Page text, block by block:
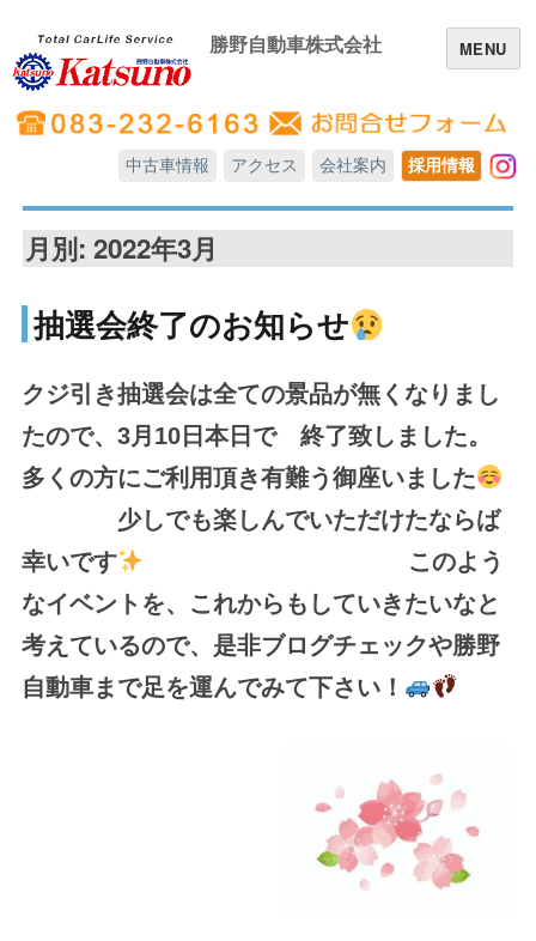
勝野自動車株式会社
中古車情報 アクセス 会社案内 採用情報 In
MENU
月別: 2022年3月
抽選会終了のお知らせ
クジ引き抽選会は全ての景品が無くなりまし
たので、3月10日本日で 終了致しました。
多くの方にご利用頂き有難う御座いました
少しでも楽しんでいただけたならば
幸いです
このよう
なイベントを、これからもしていきたいなと
考えているので、是非ブログチェックや勝野
自動車まで足を運んでみて下さい！